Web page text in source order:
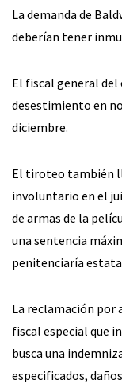
La demanda de
deberían tener
El fiscal general
desestimiento en
diciembre.
El tiroteo también
involuntario en el
de armas de la
una sentencia
penitenciaría
La reclamación por
fiscal especial que
busca una
especificados,